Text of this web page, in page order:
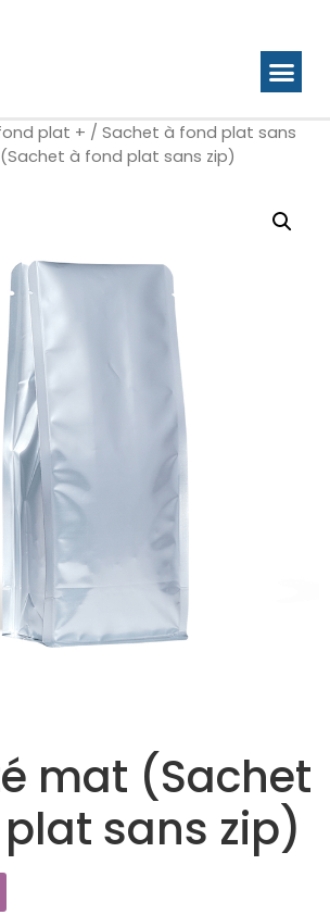
plat + / Sachet à fond plat sans
à fond plat sans zip)
mat (Sachet
sans zip)